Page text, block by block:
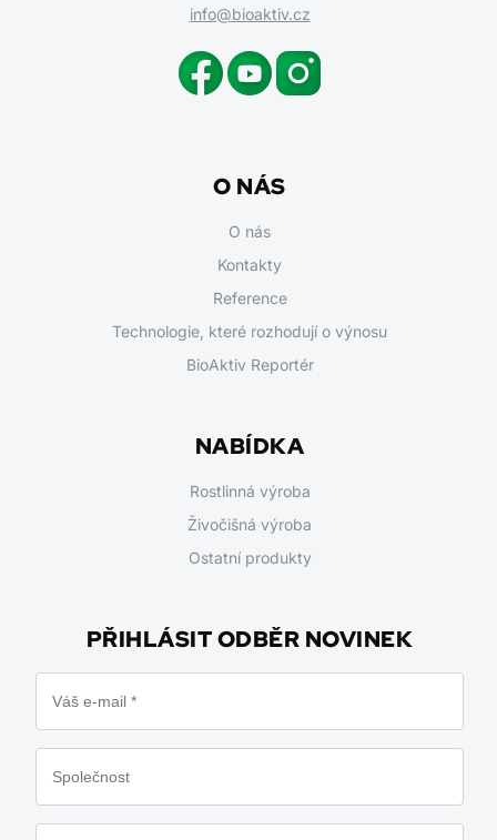
info@bioaktiv.cz
O NÁS
O nás
Kontakty
Reference
Technologie, které rozhodují o výnosu
BioAktiv Reportér
NABÍDKA
Rostlinná výroba
Živočišná výroba
Ostatní produkty
PŘIHLÁSIT ODBĚR NOVINEK